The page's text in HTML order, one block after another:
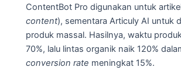
ContentBot Pro digunakan untuk
content), sementara Articuly AI untuk
produk massal. Hasilnya, waktu
70%, lalu lintas organik naik 120%
conversion rate meningkat 15%.